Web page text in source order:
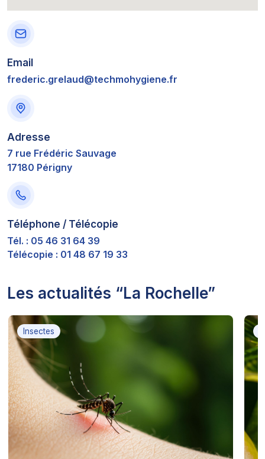
Email
frederic.grelaud@techmohygiene.fr
Adresse
7 rue Frédéric Sauvage
17180 Périgny
Téléphone / Télécopie
Tél. : 05 46 31 64 39
Télécopie : 01 48 67 19 33
Les actualités “La Rochelle”
Insectes